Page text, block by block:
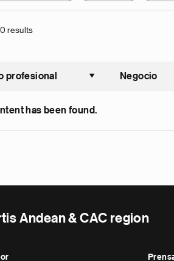
results
profesional
Ordenar
Negocio
has been found.
Andean & CAC region